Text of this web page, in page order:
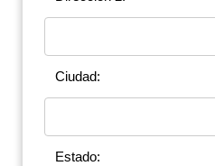
Ciudad:
Estado: